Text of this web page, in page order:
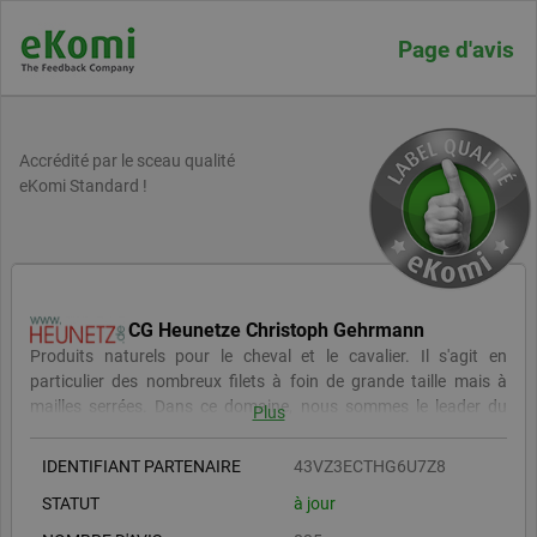
Page d'avis
Accrédité par le sceau qualité
eKomi Standard !
CG Heunetze Christoph Gehrmann
Produits naturels pour le cheval et le cavalier. Il s'agit en
particulier des nombreux filets à foin de grande taille mais à
mailles serrées. Dans ce domaine, nous sommes le leader du
d'autres produits que l'on ne trouve généralement pas partout et
produits sont testés au préalable dans la clinique des sabots de
notre institut, l'E.I.P.P. - European Institute for Pferde Physiology
Plus
IDENTIFIANT PARTENAIRE
43VZ3ECTHG6U7Z8
STATUT
à jour